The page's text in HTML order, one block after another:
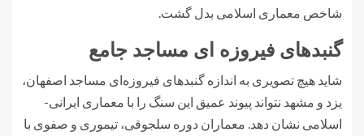
شاخص معماری اسلامی بدل گشت.
گنبدهای فیروزه ای مساجد جامع
شاید هیچ تصویری به اندازه گنبدهای فیروزه‌ای مساجد اصفهان،
یزد و مشهد نتواند پیوند عمیق این سنگ را با معماری ایرانی-
اسلامی نشان دهد. معماران دوره سلجوقی، تیموری و صفوی با